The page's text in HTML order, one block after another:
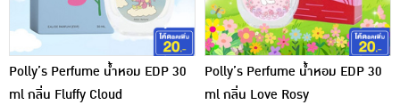
Polly’s Perfume น้ำหอม EDP 30
ml กลิ่น Fluffy Cloud
Polly’s Perfume น้ำหอม EDP 30
ml กลิ่น Love Rosy